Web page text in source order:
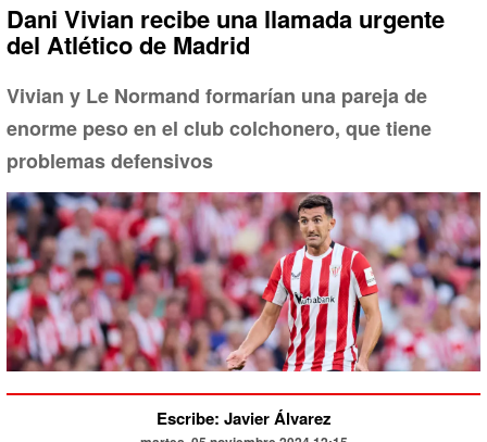
Dani Vivian recibe una llamada urgente
del Atlético de Madrid
Vivian y Le Normand formarían una pareja de
enorme peso en el club colchonero, que tiene
problemas defensivos
Escribe: Javier Álvarez